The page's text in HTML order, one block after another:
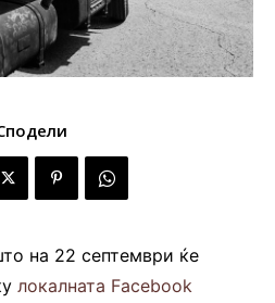
на 22 септември ќе
локалната Facebook